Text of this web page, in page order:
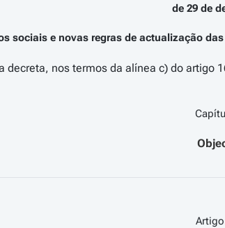
de 29 de
sociais e novas regras de actualização
decreta, nos termos da alínea c) do artigo
Artigo